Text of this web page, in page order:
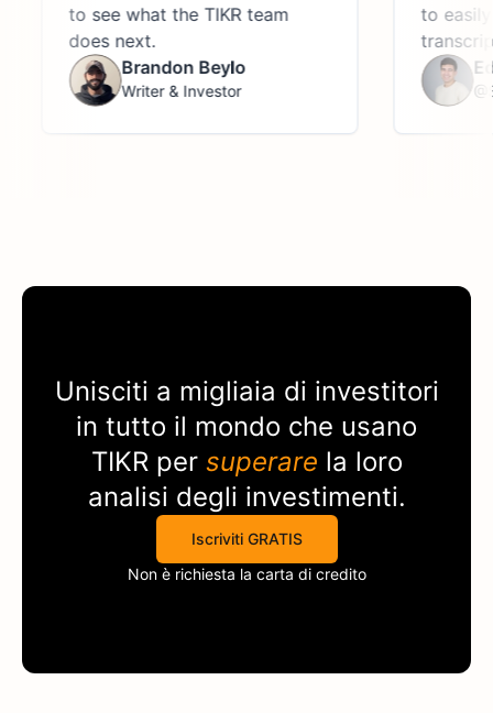
to see what the TIKR team
does next.
Brandon Beylo
Writer & Investor
to easily
transcripts,
Edwin
Unisciti a migliaia di investitori
in tutto il mondo che usano
TIKRper superare la loro
analisi degli investimenti.
Iscriviti GRATIS
Non è richiesta la carta di credito